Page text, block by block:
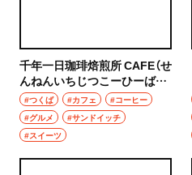
千年一日珈琲焙煎所 CAFE（せ
んねんいちじつこーひーばい
せんじょカフェ）
#つくば #カフェ
#コーヒー
#グルメ
#サンドイッチ
#スイーツ